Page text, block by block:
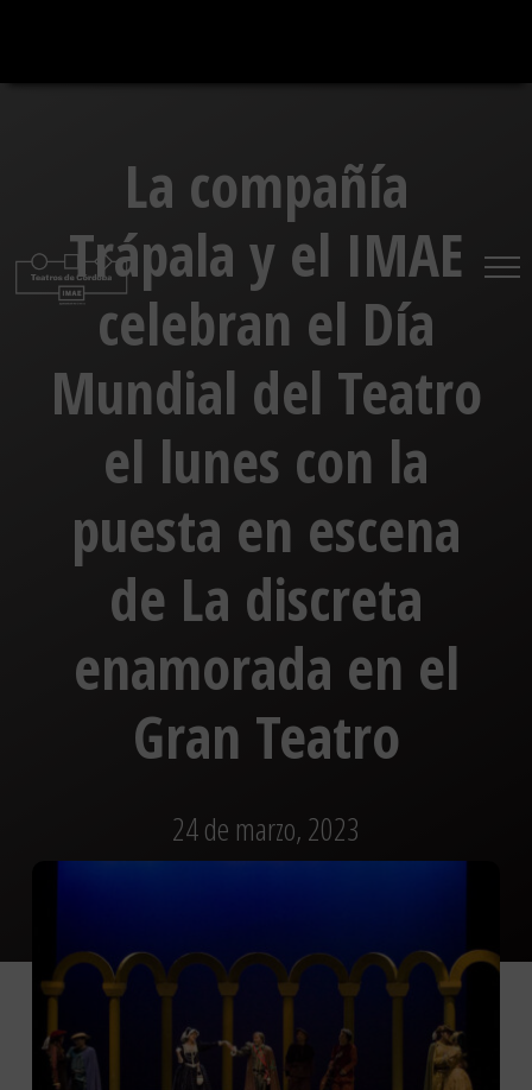
contenido
La compañía
Trápala y el IMAE
celebran el Día
Mundial del Teatro
el lunes con la
puesta en escena
de La discreta
enamorada en el
Gran Teatro
24 de marzo, 2023